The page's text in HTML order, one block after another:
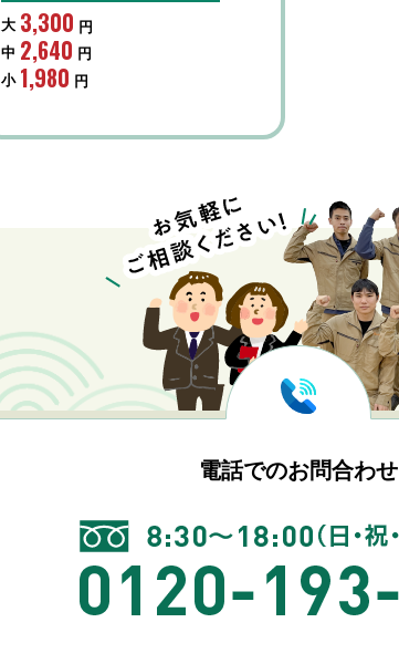
大 3,300 円
中 2,640 円
小 1,980 円
電話でのお問合わせ